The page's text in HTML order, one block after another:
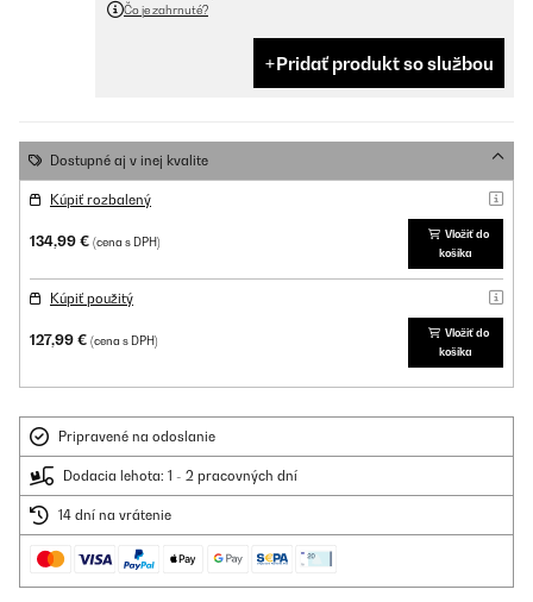
Čo je zahrnuté?
Pridať produkt so službou
Dostupné aj v inej kvalite
Kúpiť rozbalený
134,99 € (cena s DPH)
Vložiť do
košíka
Kúpiť použitý
127,99 € (cena s DPH)
Vložiť do
košíka
Pripravené na odoslanie
Dodacia lehota: 1 - 2 pracovných dní
14 dní na vrátenie